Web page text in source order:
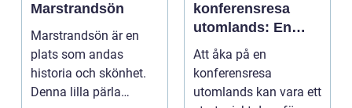
Marstrandsön
Marstrandsön är en
plats som andas
historia och skönhet.
Denna lilla pärla
konferensresa
utomlands: En
möjlighet för
tillväxt och
samarbete
Att åka på en
konferensresa
utomlands kan vara ett